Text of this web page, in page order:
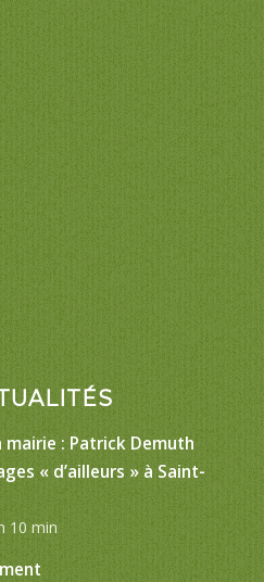
mairie : Patrick Demuth
« d’ailleurs » à Saint-
10 min